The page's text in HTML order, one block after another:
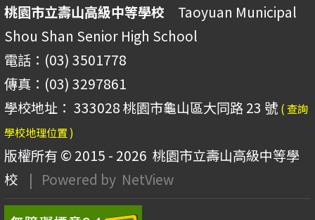
桃園市立壽山高級中等學校 Taoyuan Municipal
Shou Shan Senior High School
電話：(03) 3501778
傳真：(03) 3297861
學校地址： 333028 桃園市龜山區大同路 23 號 ( 查詢
學校地理位置 )
版權所有 © 2015 - 2026 桃園市立壽山高級中等學
校
| Powered by NetView